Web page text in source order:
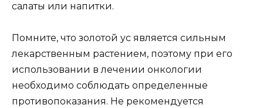
салаты или напитки.
Помните, что золотой ус является сильным
лекарственным растением, поэтому при его
использовании в лечении онкологии
необходимо соблюдать определенные
противопоказания. Не рекомендуется